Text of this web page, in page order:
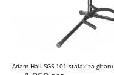
Adam Hall SGS 101 stalak za gitaru